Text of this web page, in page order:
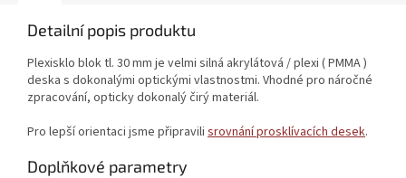
Detailní popis produktu
Plexisklo blok tl. 30 mm je velmi silná akrylátová / plexi ( PMMA )
deska s dokonalými optickými vlastnostmi. Vhodné pro náročné
zpracování, opticky dokonalý čirý materiál.
Pro lepší orientaci jsme připravili srovnání prosklívacích desek.
Doplňkové parametry